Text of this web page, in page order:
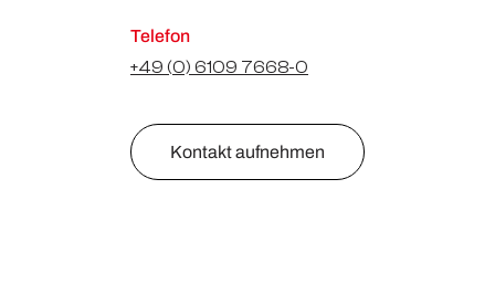
Telefon
+49 (0) 6109 7668-0
Kontakt aufnehmen